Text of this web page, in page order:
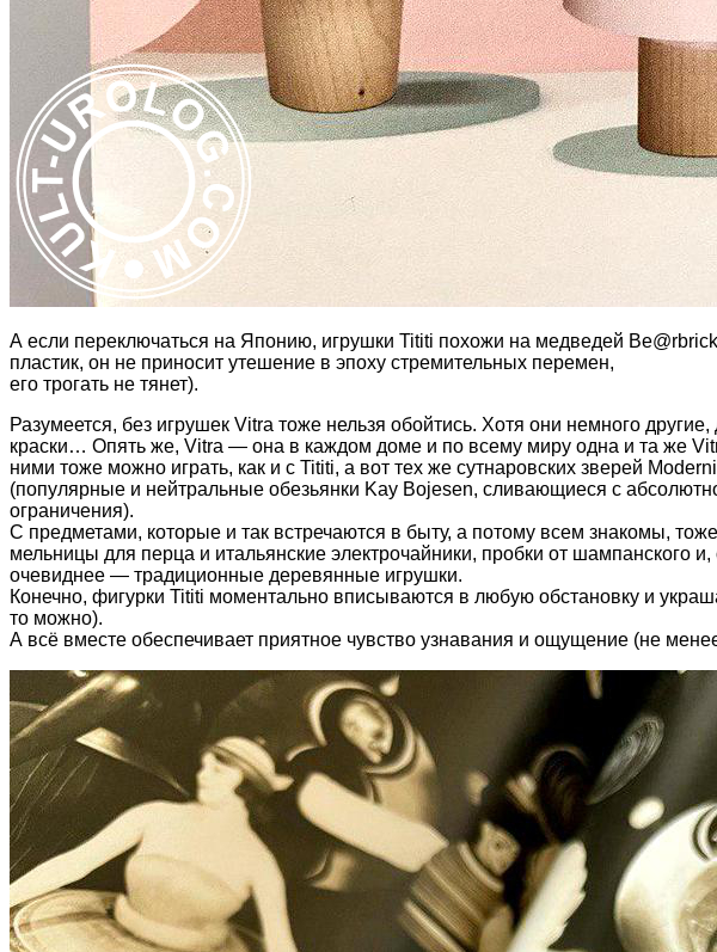
А если переключаться на Японию, игрушки Tititi похожи на медведей
пластик, он не приносит утешение в эпоху стремительных перемен,
его трогать не тянет).
Разумеется, без игрушек Vitra тоже нельзя обойтись. Хотя они немного
краски… Опять же, Vitra — она в каждом доме и по всему миру одна и та же
ними тоже можно играть, как и с Tititi, а вот тех же сутнаровских зверей
(популярные и нейтральные обезьянки Kay Bojesen, сливающиеся с
ограничения).
С предметами, которые и так встречаются в быту, а потому всем знакомы,
мельницы для перца и итальянские электрочайники, пробки от
очевиднее — традиционные деревянные игрушки.
Конечно, фигурки Tititi моментально вписываются в любую обстановку и
то можно).
А всё вместе обеспечивает приятное чувство узнавания и ощущение (не